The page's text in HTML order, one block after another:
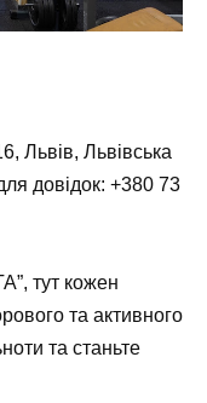
Львів, Львівська
довідок: +380 73
тут кожен
та активного
та станьте